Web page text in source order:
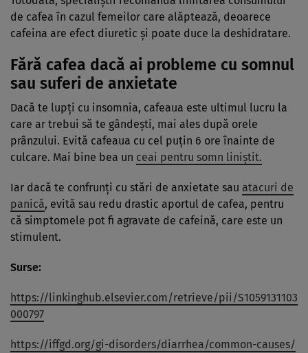
de cafea în cazul femeilor care alăptează, deoarece
cafeina are efect diuretic și poate duce la deshidratare.
Fără cafea dacă ai probleme cu somnul
sau suferi de anxietate
Dacă te lupți cu insomnia, cafeaua este ultimul lucru la
care ar trebui să te gândești, mai ales după orele
prânzului. Evită cafeaua cu cel puțin 6 ore înainte de
culcare. Mai bine bea un ceai pentru somn liniștit.
Iar dacă te confrunți cu stări de anxietate sau atacuri de
panică, evită sau redu drastic aportul de cafea, pentru
că simptomele pot fi agravate de cafeină, care este un
stimulent.
Surse:
https://linkinghub.elsevier.com/retrieve/pii/S1059131103
000797
https://iffgd.org/gi-disorders/diarrhea/common-causes/